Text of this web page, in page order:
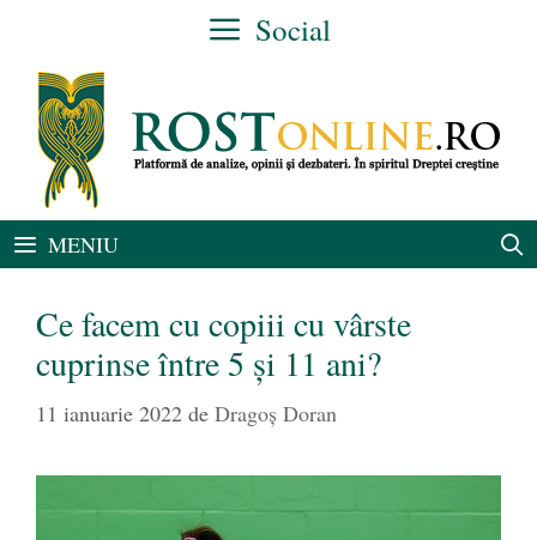
conținut
Social
MENIU
Ce facem cu copiii cu vârste
cuprinse între 5 și 11 ani?
11 ianuarie 2022 de Dragoș Doran